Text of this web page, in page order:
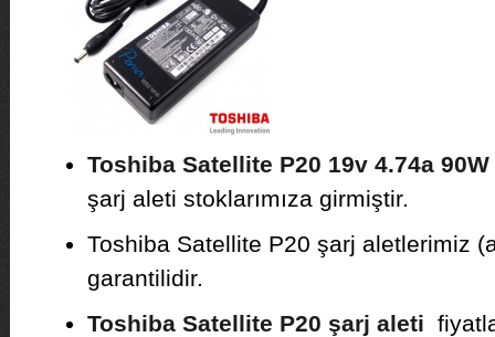
Toshiba Satellite P20 19v 4.74a
şarj aleti stoklarımıza girmiştir.
Toshiba Satellite P20 şarj aletlerimiz
garantilidir.
Toshiba Satellite P20 şarj aleti